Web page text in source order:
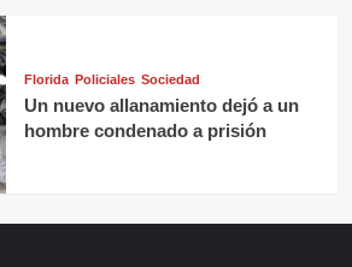
Florida Policiales Sociedad
Un nuevo allanamiento dejó a un
hombre condenado a prisión